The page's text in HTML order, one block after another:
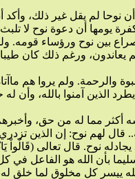
إلى المساومة. قالوا لنوح: اسمع يا نوح. إذا أردت أن نؤمن لك فاطرد الذين آمنوا بك. إنهم ضعفاء وفقراء، ونحن سادة
لهم، الله أعلم بما في أنفسهم. هو الذي يجازيهمعليه ويؤاخذهم به.. أظلم نفسي لو قلت إن الله لن يؤتيهم خيرا.
خلق له، سواءأكان التيسير إلى الخير أم إلى الشر.. وهذا من تمام الحرية وكمالها. يختار الإنسان بحريته فييسر له الله تعالى طريق ما اختاره. اختار كفار قوم نوح طريق الغواية